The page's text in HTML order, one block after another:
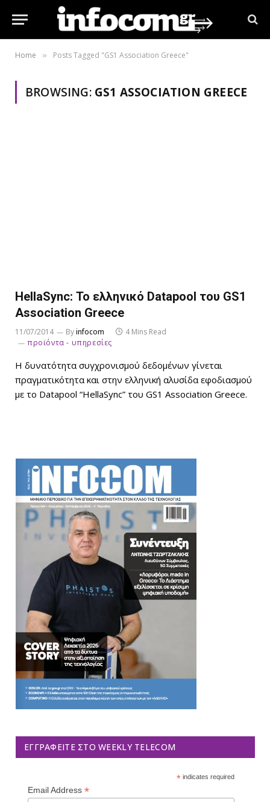
Home » Posts Tagged "GS1 Association Greece"
BROWSING: GS1 ASSOCIATION GREECE
HellaSync: Το ελληνικό Datapool του GS1
Association Greece
11/07/2014 Byinfocom
4 Mins Read
προϊόντα - υπηρεσίες
H δυνατότητα συγχρονισμού δεδομένων γίνεται
πραγματικότητα και στην ελληνική αλυσίδα εφοδιασμού
με το Datapool “HellaSync” του GS1 Association Greece.
ΕΓΓΡΑΦΕΊΤΕ ΣΤΟ WEEKLY TELECOM
*indicates required
Email Address *